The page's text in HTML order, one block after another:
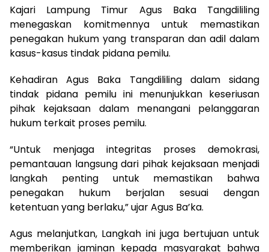
Kajari Lampung Timur Agus Baka Tangdililing
menegaskan komitmennya untuk memastikan
penegakan hukum yang transparan dan adil dalam
kasus-kasus tindak pidana pemilu.
Kehadiran Agus Baka Tangdililing dalam sidang
tindak pidana pemilu ini menunjukkan keseriusan
pihak kejaksaan dalam menangani pelanggaran
hukum terkait proses pemilu.
“Untuk menjaga integritas proses demokrasi,
pemantauan langsung dari pihak kejaksaan menjadi
langkah penting untuk memastikan bahwa
penegakan hukum berjalan sesuai dengan
ketentuan yang berlaku,” ujar Agus Ba’ka.
Agus melanjutkan, Langkah ini juga bertujuan untuk
memberikan jaminan kepada masyarakat bahwa